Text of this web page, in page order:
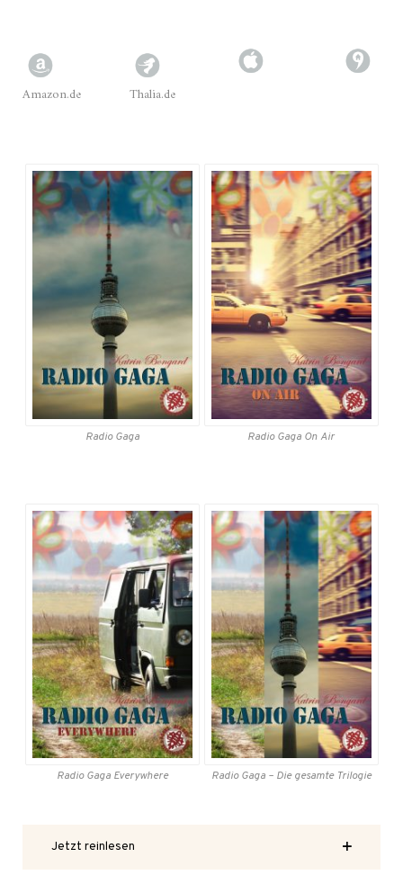
Amazon.de Thalia.de
Radio Gaga Radio Gaga On Air
Radio Gaga Everywhere Radio Gaga – Die gesamte Trilogie
Jetzt reinlesen